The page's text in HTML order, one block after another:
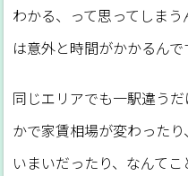
わかる、って思ってしま
は意外と時間がかかるんで
同じエリアでも一駅違う
かで家賃相場が変わった
いまいだったり、なんてこ